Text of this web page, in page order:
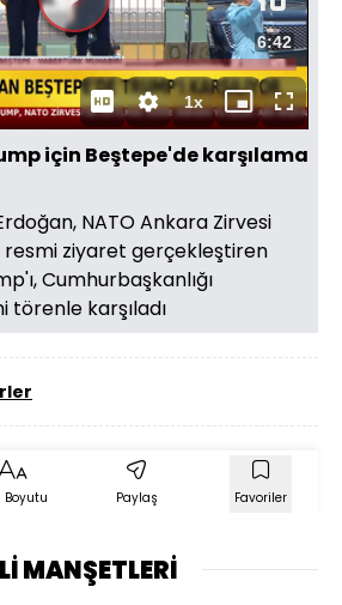
Videoyu
Oynat
Toplam
Süre
6:42
1xOynatma
Hızı
Mini
oynatıcı
Tam
Ekran
için Beştepe'de karşılama
NATO Ankara Zirvesi
resmi ziyaret gerçekleştiren
Cumhurbaşkanlığı
törenle karşıladı
Boyutu Paylaş Favoriler
MANŞETLERİ